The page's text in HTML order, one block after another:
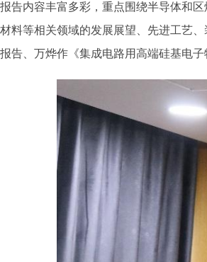
内容丰富多彩，重点围绕半导体和区
料等相关领域的发展展望、先进工艺
告、万烨作《集成电路用高端硅基电子